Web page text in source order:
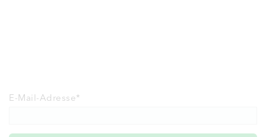
E-Mail-Adresse*